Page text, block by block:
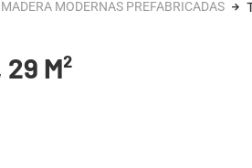
MODERNAS PREFABRICADAS
M²